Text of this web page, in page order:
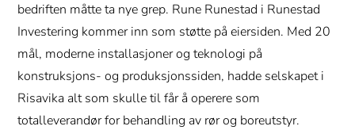
bedriften måtte ta nye grep. Rune Runestad i Runestad
Investering kommer inn som støtte på eiersiden. Med 20
mål, moderne installasjoner og teknologi på
konstruksjons- og produksjonssiden, hadde selskapet i
Risavika alt som skulle til får å operere som
totalleverandør for behandling av rør og boreutstyr.